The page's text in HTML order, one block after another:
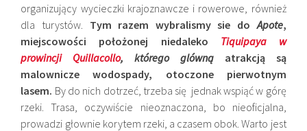
organizujący wycieczki krajoznawcze i rowerowe, również
dla turystów. Tym razem wybralismy sie doApote,
miejscowości położonej niedaleko Tiquipaya w
prowincji Quillacollo, którego glównąatrakcją są
malownicze wodospady, otoczone pierwotnym
lasem. By do nich dotrzeć, trzeba się jednak wspiąć w górę
rzeki. Trasa, oczywiście nieoznaczona, bo nieoficjalna,
prowadzi głownie korytem rzeki, a czasem obok. Warto jest